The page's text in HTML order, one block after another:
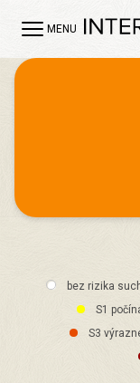
MENU
bez rizika
S1
S3